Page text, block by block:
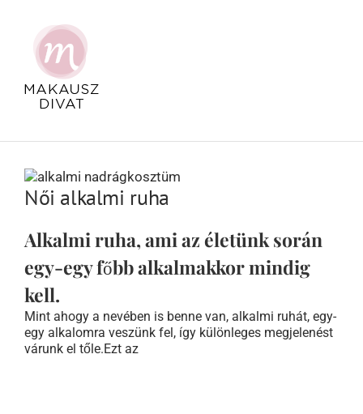
Női alkalmi ruha
Alkalmi ruha, ami az életünk során
egy-egy főbb alkalmakkor mindig
kell.
Mint ahogy a nevében is benne van, alkalmi ruhát, egy-
egy alkalomra veszünk fel, így különleges megjelenést
várunk el tőle.Ezt az